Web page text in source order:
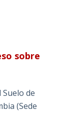
sobre
de
(Sede